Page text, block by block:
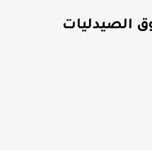
الصيدليات